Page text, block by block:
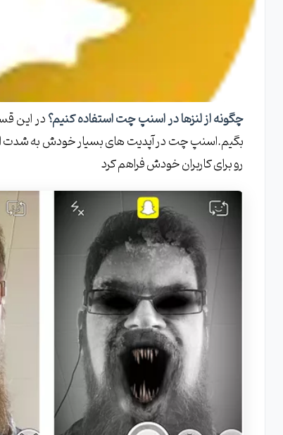
چگونه از لنزها در اسنپ چت استفاده کنیم؟ در این
بگیم.اسنپ چت در آپدیت های بسیار خودش به شدت این
رو برای کاربران خودش فراهم کرد